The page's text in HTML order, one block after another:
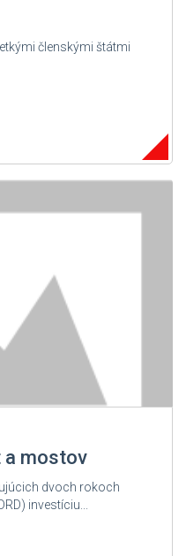
členskými štátmi
a mostov
dvoch rokoch
investíciu...